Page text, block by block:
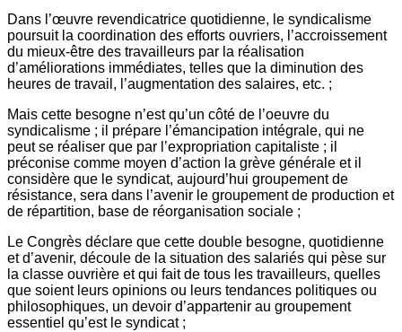
Dans l’œuvre revendicatrice quotidienne, le syndicalisme
poursuit la coordination des efforts ouvriers, l’accroissement
du mieux-être des travailleurs par la réalisation
d’améliorations immédiates, telles que la diminution des
heures de travail, l’augmentation des salaires, etc. ;
Mais cette besogne n’est qu’un côté de l’oeuvre du
syndicalisme ; il prépare l’émancipation intégrale, qui ne
peut se réaliser que par l’expropriation capitaliste ; il
préconise comme moyen d’action la grève générale et il
considère que le syndicat, aujourd’hui groupement de
résistance, sera dans l’avenir le groupement de production et
de répartition, base de réorganisation sociale ;
Le Congrès déclare que cette double besogne, quotidienne
et d’avenir, découle de la situation des salariés qui pèse sur
la classe ouvrière et qui fait de tous les travailleurs, quelles
que soient leurs opinions ou leurs tendances politiques ou
philosophiques, un devoir d’appartenir au groupement
essentiel qu’est le syndicat ;